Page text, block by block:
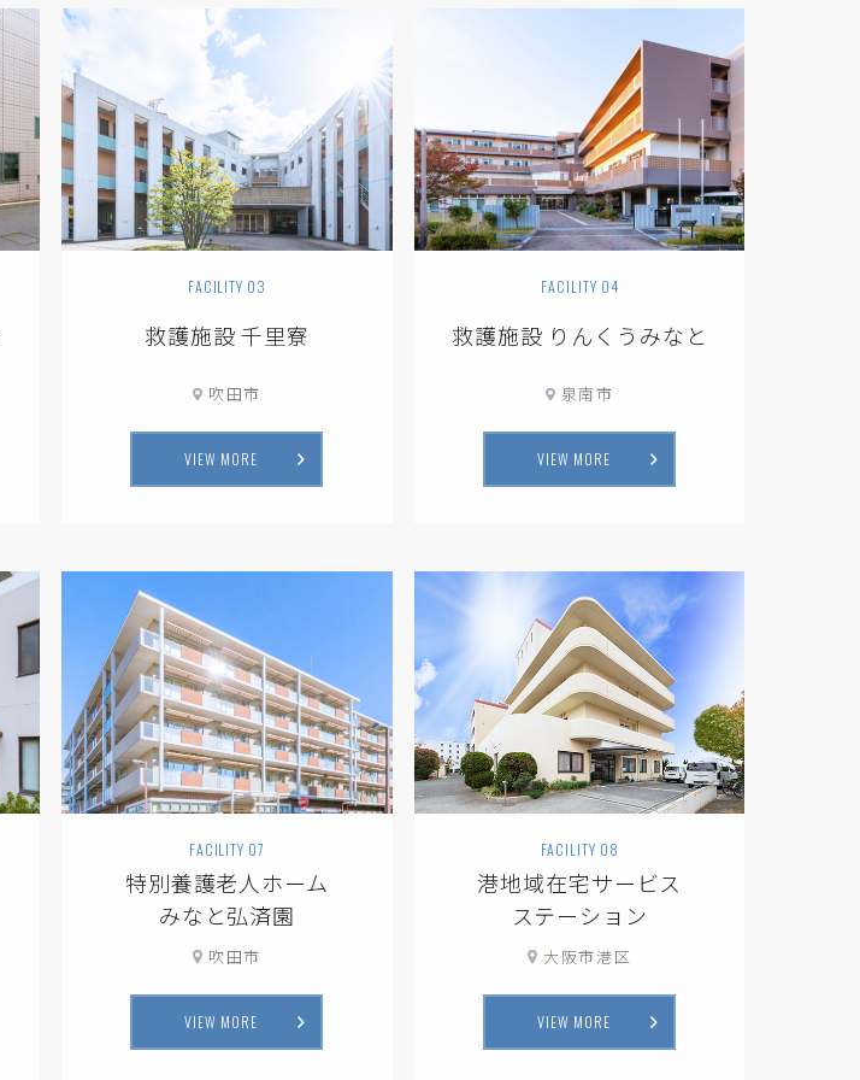
FACILITY 03
救護施設 千里寮
吹田市
VIEW MORE
FACILITY 04
救護施設 りんくうみなと
泉南市
VIEW MORE
FACILITY 07
特別養護老人ホーム
みなと弘済園
吹田市
VIEW MORE
FACILITY 08
港地域在宅サービス
ステーション
大阪市港区
VIEW MORE